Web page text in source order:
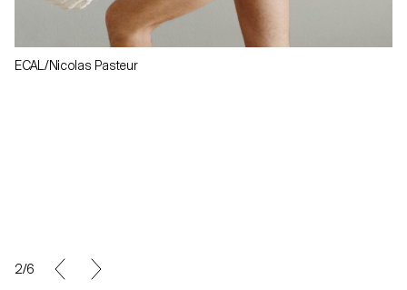
ECAL/Nicolas Pasteur
2/6